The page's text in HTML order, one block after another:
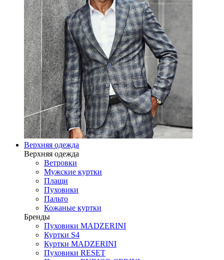
Верхняя одежда
Верхняя одежда
Ветровки
Мужские куртки
Плащи
Пуховики
Пальто
Кожаные куртки
Бренды
Пуховики MADZERINI
Куртки S4
Куртки MADZERINI
Пуховики RESET